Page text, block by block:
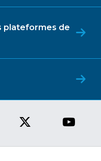
plateformes de